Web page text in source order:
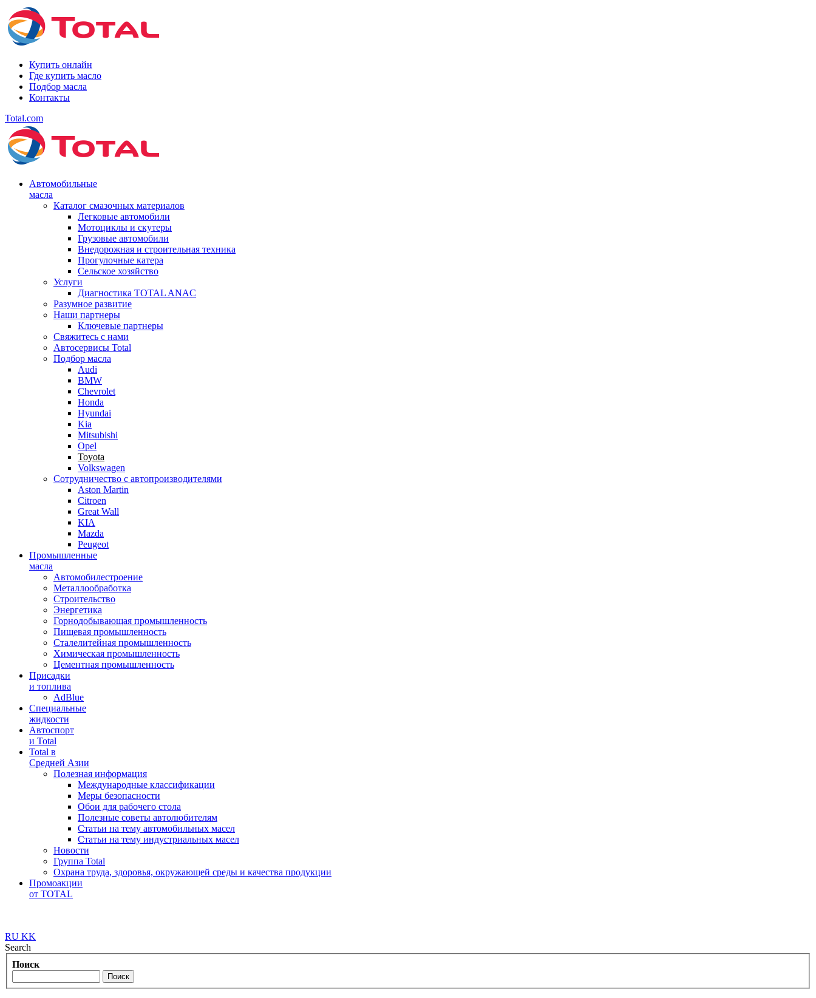
Купить онлайн
Где купить масло
Подбор масла
Контакты
Total.com
Автомобильные
масла
Каталог смазочных материалов
Легковые автомобили
Мотоциклы и скутеры
Грузовые автомобили
Внедорожная и строительная техника
Прогулочные катера
Сельское хозяйство
Услуги
Диагностика TOTAL ANAC
Разумное развитие
Наши партнеры
Ключевые партнеры
Свяжитесь с нами
Автосервисы Total
Подбор масла
Audi
BMW
Chevrolet
Honda
Hyundai
Kia
Mitsubishi
Opel
Toyota
Volkswagen
Сотрудничество с автопроизводителями
Aston Martin
Citroen
Great Wall
KIA
Mazda
Peugeot
Промышленные
масла
Автомобилестроение
Металлообработка
Строительство
Энергетика
Горнодобывающая промышленность
Пищевая промышленность
Сталелитейная промышленность
Химическая промышленность
Цементная промышленность
Присадки
и топлива
AdBlue
Специальные
жидкости
Автоспорт
и Total
Total в
Средней Азии
Полезная информация
Международные классификации
Меры безопасности
Обои для рабочего стола
Полезные советы автолюбителям
Статьи на тему автомобильных масел
Статьи на тему индустриальных масел
Новости
Группа Total
Охрана труда, здоровья, окружающей среды и качества продукции
Промоакции
от TOTAL
RU KK
Search
Поиск